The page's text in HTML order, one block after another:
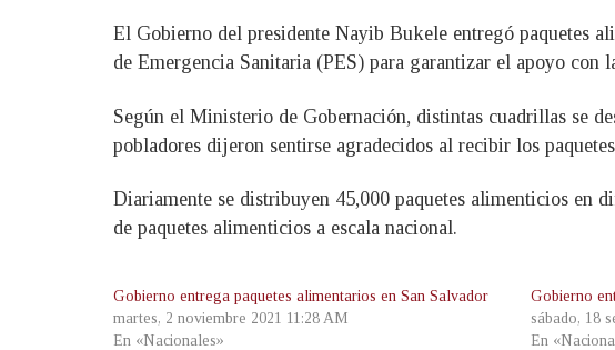
El Gobierno del presidente Nayib Bukele entregó paquetes
de Emergencia Sanitaria (PES) para garantizar el apoyo con
Según el Ministerio de Gobernación, distintas cuadrillas se
pobladores dijeron sentirse agradecidos al recibir los
Diariamente se distribuyen 45,000 paquetes alimenticios en
de paquetes alimenticios a escala nacional.
Gobierno entrega paquetes alimentarios en San Salvador
martes, 2 noviembre 2021 11:28 AM
En «Nacionales»
Gobierno
sábado, 18
En